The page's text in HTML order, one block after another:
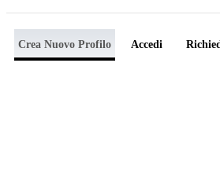
Crea Nuovo Profilo Accedi